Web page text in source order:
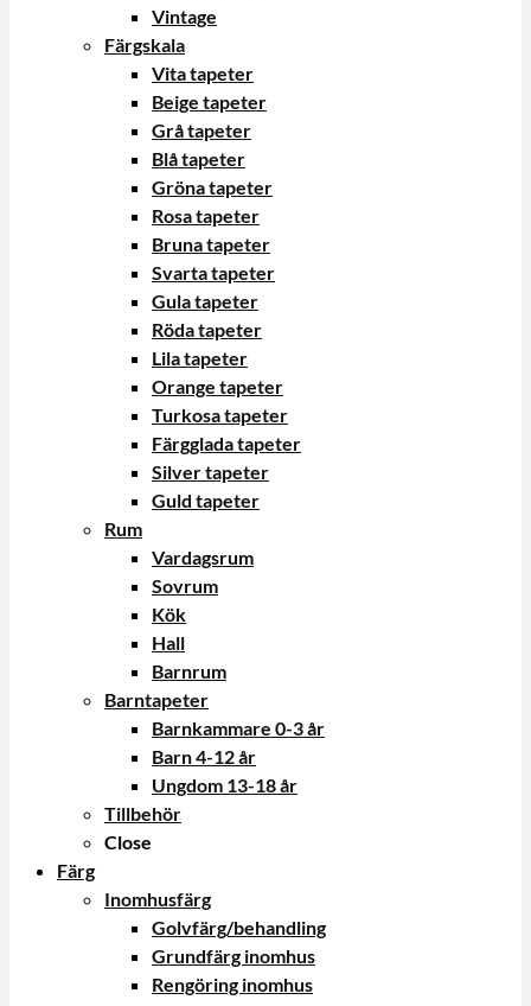
Vintage
Färgskala
Vita tapeter
Beige tapeter
Grå tapeter
Blå tapeter
Gröna tapeter
Rosa tapeter
Bruna tapeter
Svarta tapeter
Gula tapeter
Röda tapeter
Lila tapeter
Orange tapeter
Turkosa tapeter
Färgglada tapeter
Silver tapeter
Guld tapeter
Rum
Vardagsrum
Sovrum
Kök
Hall
Barnrum
Barntapeter
Barnkammare 0-3 år
Barn 4-12 år
Ungdom 13-18 år
Tillbehör
Close
Färg
Inomhusfärg
Golvfärg/behandling
Grundfärg inomhus
Rengöring inomhus